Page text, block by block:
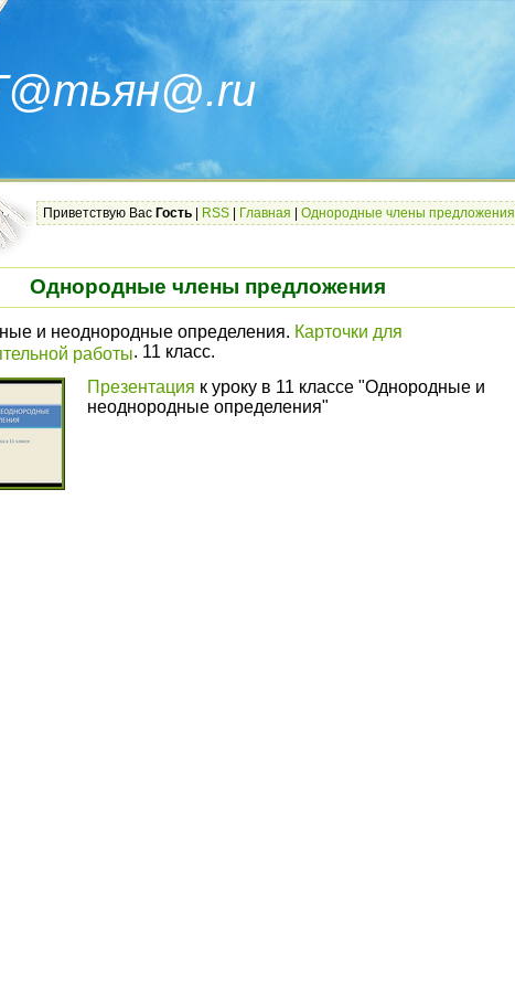
Приветствую Вас Гость RSS Главная Однородные члены предложения
Однородные члены предложения
и неоднородные определения. Карточки для
работы. 11 класс.
Презентация к уроку в 11 классе "Однородные и
неоднородные определения"